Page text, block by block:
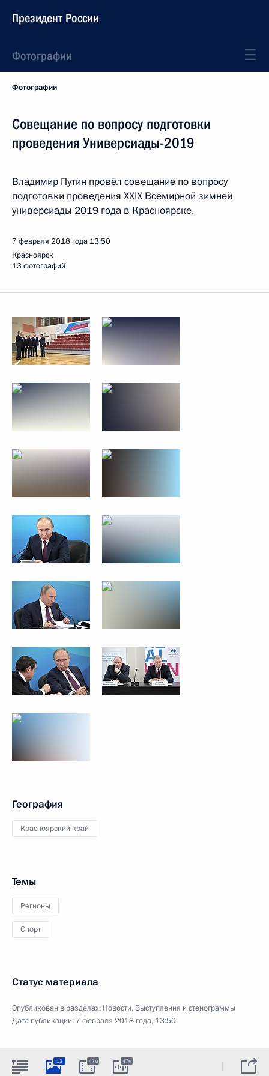
Президент России
Фотографии
Фотографии
Совещание по вопросу подготовки
проведения Универсиады-2019
Владимир Путин провёл совещание по вопросу
подготовки проведения XXIX Всемирной зимней
универсиады 2019 года в Красноярске.
7 февраля 2018 года 13:50
Красноярск
13 фотографий
География
Красноярский край
Темы
Регионы
Спорт
Статус материала
Опубликован в разделах: Новости, Выступления и стенограммы
Дата публикации: 7 февраля 2018 года, 13:50
13 47м 47м